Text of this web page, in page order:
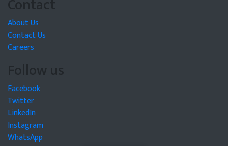
About Us
Contact Us
Careers
Follow us
Facebook
Twitter
LinkedIn
Instagram
WhatsApp